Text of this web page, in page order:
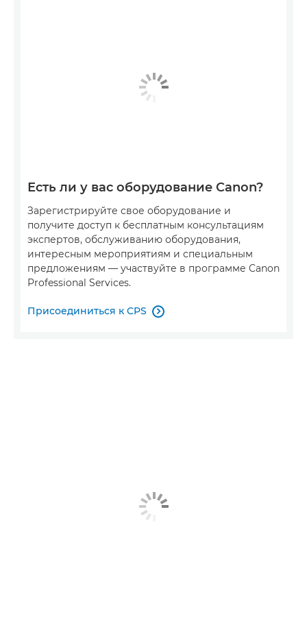
Есть ли у вас оборудование Canon?
Зарегистрируйте свое оборудование и
получите доступ к бесплатным консультациям
экспертов, обслуживанию оборудования,
интересным мероприятиям и специальным
предложениям — участвуйте в программе Canon
Professional Services.
Присоединиться к CPS 